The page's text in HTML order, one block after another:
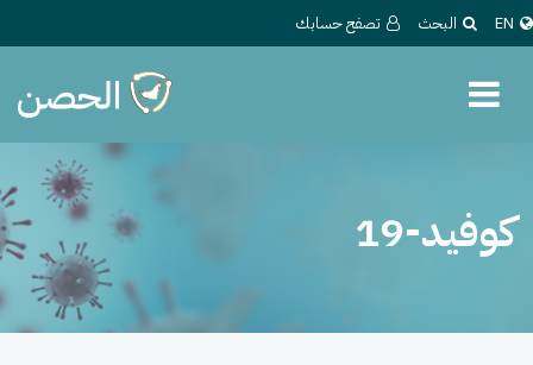
EN البحث تصفح حسابك
كوفيد-19